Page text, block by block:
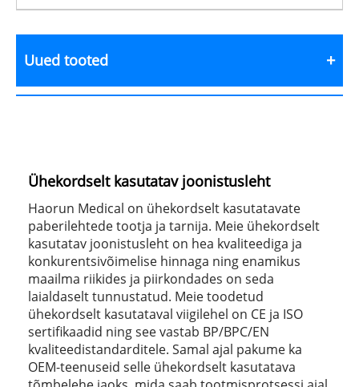
Uued tooted
Ühekordselt kasutatav joonistusleht
Haorun Medical on ühekordselt kasutatavate
paberilehtede tootja ja tarnija. Meie ühekordselt
kasutatav joonistusleht on hea kvaliteediga ja
konkurentsivõimelise hinnaga ning enamikus
maailma riikides ja piirkondades on seda
laialdaselt tunnustatud. Meie toodetud
ühekordselt kasutataval viigilehel on CE ja ISO
sertifikaadid ning see vastab BP/BPC/EN
kvaliteedistandarditele. Samal ajal pakume ka
OEM-teenuseid selle ühekordselt kasutatava